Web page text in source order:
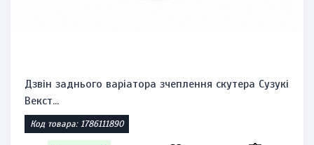
Дзвін заднього варіатора зчеплення скутера Сузукі
Векст...
Код товара: 1786111890